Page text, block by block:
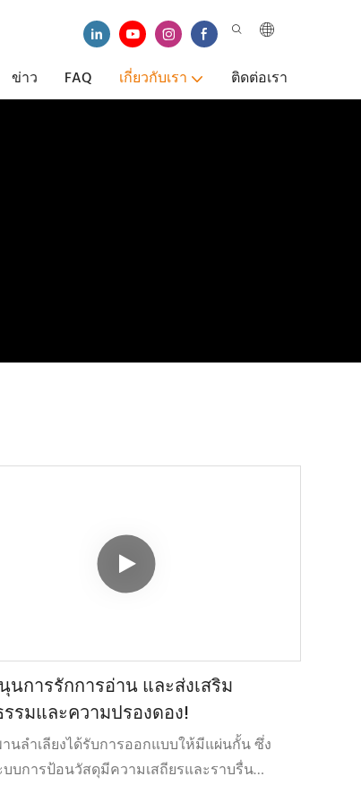
ข่าว FAQ เกี่ยวกับเรา ติดต่อเรา
นการรักการอ่าน และส่งเสริม
รรมและความปรองดอง!
านลำเลียงได้รับการออกแบบให้มีแผ่นกั้น ซึ่ง
บการป้อนวัสดุมีความเสถียรและราบรื่น